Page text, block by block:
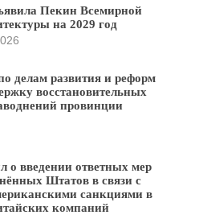
Пекин Всемирной
на 2029 год
делам развития и реформ
восстановительных
провинции
о введении ответных мер
Штатов в связи с
санкциями в
компаний